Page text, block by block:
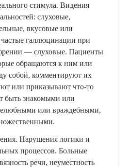
стимула. Видения
слуховые,
вкусовые или
галлюцинации при
— слуховые. Пациенты
обращаются к ним или
собой, комментируют их
или приказывают что-то
быть знакомыми или
или враждебными,
Нарушения логики и
процессов. Больные
речи, неуместность